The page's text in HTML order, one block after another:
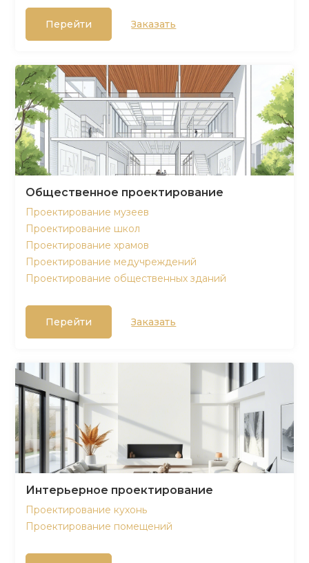
Перейти Заказать
Общественное проектирование
Проектирование музеев
Проектирование школ
Проектирование храмов
Проектирование медучреждений
Проектирование общественных зданий
Перейти Заказать
Интерьерное проектирование
Проектирование кухонь
Проектирование помещений